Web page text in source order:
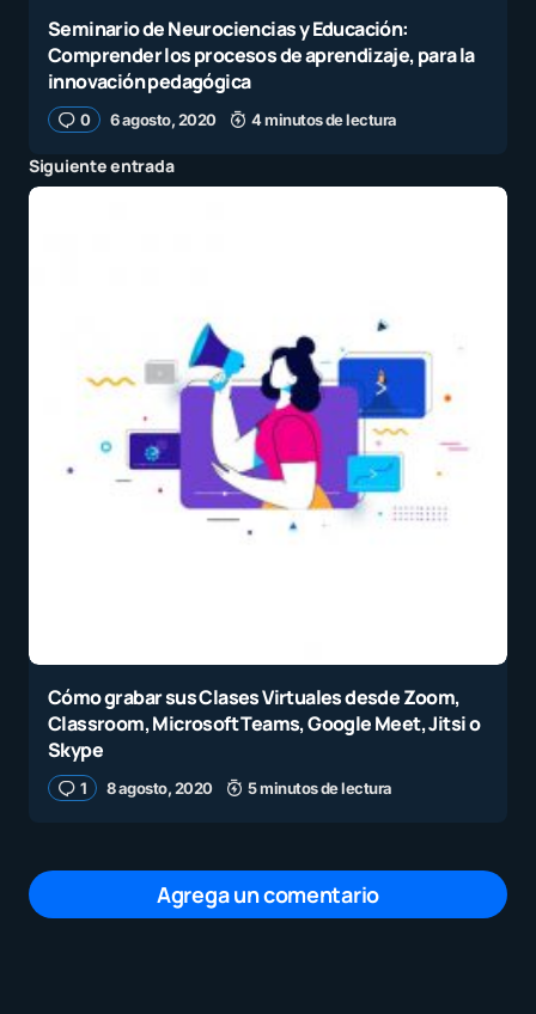
Seminario de Neurociencias y Educación:
Comprender los procesos de aprendizaje, para la
innovación pedagógica
0 6 agosto, 2020 4 minutos de lectura
Siguiente entrada
Cómo grabar sus Clases Virtuales desde Zoom,
Classroom, Microsoft Teams, Google Meet, Jitsi o
Skype
1 8 agosto, 2020 5 minutos de lectura
Agrega un comentario